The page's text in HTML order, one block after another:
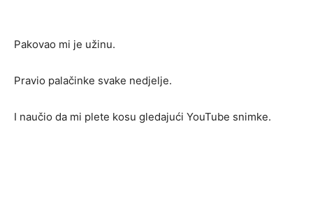
Pakovao mi je užinu.
Pravio palačinke svake nedjelje.
I naučio da mi plete kosu gledajući YouTube snimke.